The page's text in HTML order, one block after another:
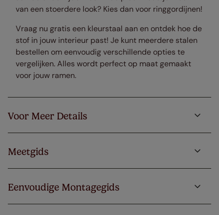
van een stoerdere look? Kies dan voor ringgordijnen!
Vraag nu gratis een kleurstaal aan en ontdek hoe de
stof in jouw interieur past! Je kunt meerdere stalen
bestellen om eenvoudig verschillende opties te
vergelijken. Alles wordt perfect op maat gemaakt
voor jouw ramen.
Voor Meer Details
Meetgids
Eenvoudige Montagegids